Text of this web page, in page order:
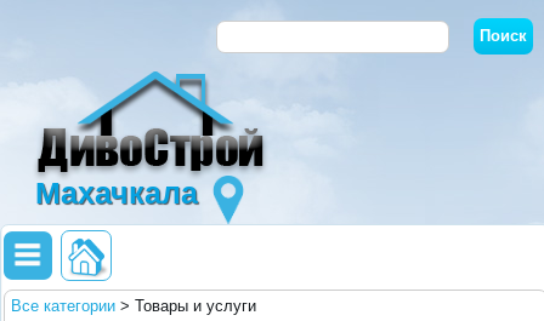
Махачкала
Все категории > Товары и услуги